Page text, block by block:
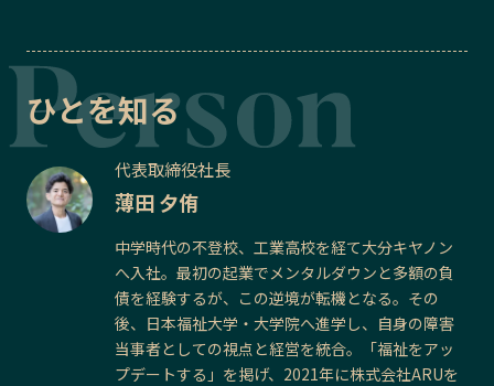
ひとを知る
代表取締役社長
薄田 夕侑
中学時代の不登校、工業高校を経て大分キヤノン
へ入社。最初の起業でメンタルダウンと多額の負
債を経験するが、この逆境が転機となる。その
後、日本福祉大学・大学院へ進学し、自身の障害
当事者としての視点と経営を統合。「福祉をアッ
プデートする」を掲げ、2021年に株式会社ARUを